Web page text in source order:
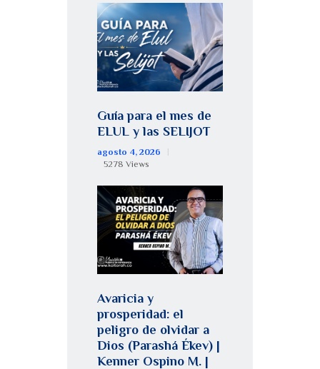
Guía para el mes de
ELUL y las SELIJOT
agosto 4, 2026
5278 Views
Avaricia y
prosperidad: el
peligro de olvidar a
Dios (Parashá Ékev) |
Kenner Ospino M. |